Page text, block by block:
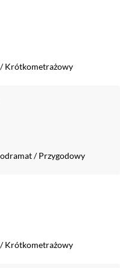
/Krótkometrażowy
/Przygodowy
/Krótkometrażowy